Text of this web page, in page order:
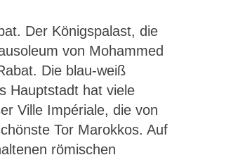
Der Königspalast, die
von Mohammed
Die blau-weiß
Hauptstadt hat viele
Ville Impériale, die von
Tor Marokkos. Auf
römischen